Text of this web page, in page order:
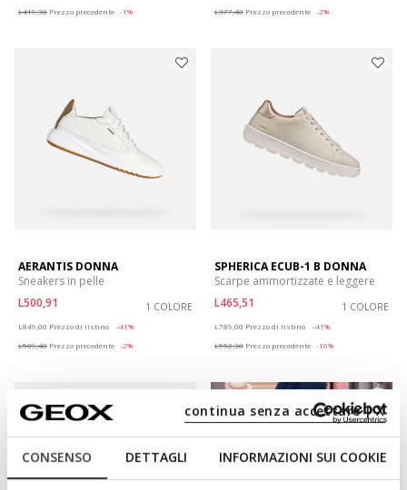
CONSENSO DETTAGLI INFORMAZIONI SUI COOKIE
continua senza accettare | X
L419,30 Prezzo precedente -1%
L377,40 Prezzo precedente -2%
AERANTIS DONNA
Sneakers in pelle
L500,91
1 COLORE
L849,00 Prezzo di listino
-41%
L509,40 Prezzo precedente -2%
SPHERICA ECUB-1 B DONNA
Scarpe ammortizzate e leggere
L465,51
1 COLORE
L789,00 Prezzo di listino
-41%
L552,30 Prezzo precedente -16%